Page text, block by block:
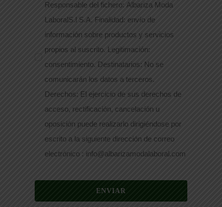
Responsable del fichero: Albariza Moda
LaboralS.l S.A. Finalidad: envío de
información sobre productos y servicios
propios al suscrito. Legitimación:
consentimiento. Destinatarios: No se
comunicarán los datos a terceros.
Derechos: El ejercicio de sus derechos de
acceso, rectificación, cancelación u
oposición puede realizarlo dirigiéndose por
escrito a la siguiente dirección de correo
electrónico : info@albarizamodalaboral.com
ENVIAR